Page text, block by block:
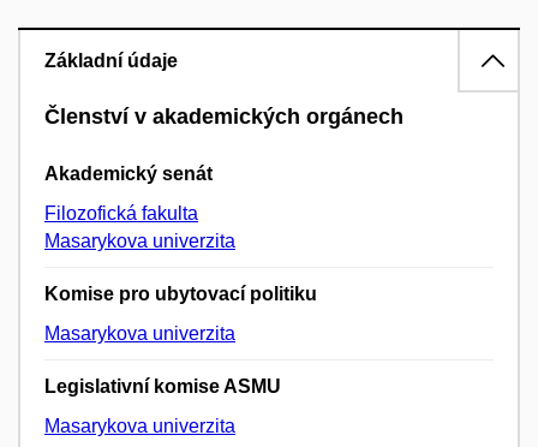
Základní údaje
Členství v akademických orgánech
Akademický senát
Filozofická fakulta
Masarykova univerzita
Komise pro ubytovací politiku
Masarykova univerzita
Legislativní komise ASMU
Masarykova univerzita